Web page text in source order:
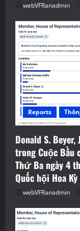
webVFRanadmin
Reports
Donald S.
trong Cuộc Bầu
Thứ Ba ngày 4
Quốc hội Hoa
webVFRanadmin